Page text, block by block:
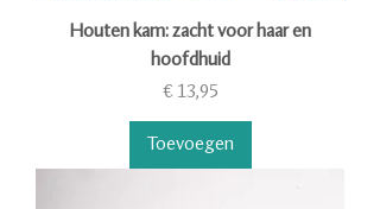
Houten kam: zacht voor haar en
hoofdhuid
Prijs
€ 13,95
Toevoegen